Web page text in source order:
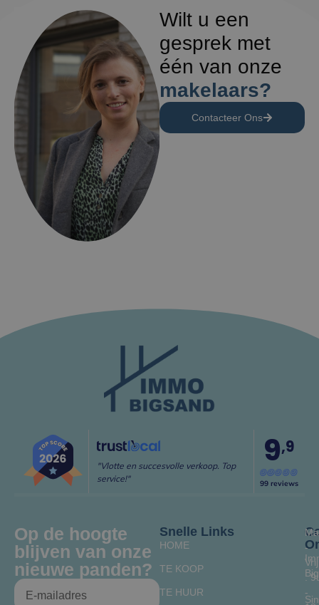
Wilt u een
gesprek met
één van onze
makelaars?
Contacteer Ons
99 reviews
9,9
"Vlotte en succesvolle verkoop. Top
service!"
Op de hoogte
blijven van onze
nieuwe panden?
Snelle Links
HOME
TE KOOP
TE HUUR
Ma
-
Vrij
:
-